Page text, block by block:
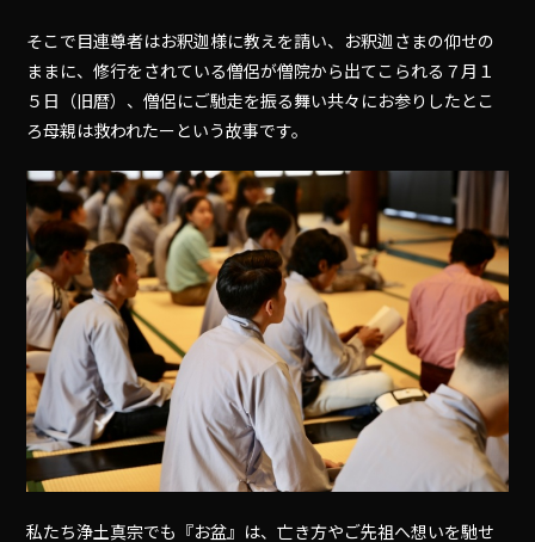
そこで目連尊者はお釈迦様に教えを請い、お釈迦さまの仰せの
ままに、修行をされている僧侶が僧院から出てこられる７月１
５日（旧暦）、僧侶にご馳走を振る舞い共々にお参りしたとこ
ろ母親は救われたーという故事です。
私たち浄土真宗でも『お盆』は、亡き方やご先祖へ想いを馳せ